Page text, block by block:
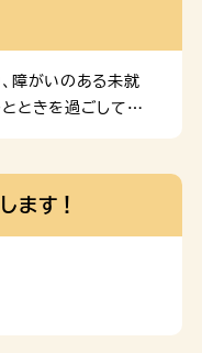
障がいのある未就
ときを過ごしてい
ます！